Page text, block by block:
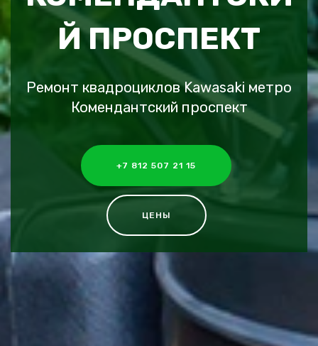
Й ПРОСПЕКТ
Ремонт квадроциклов Kawasaki метро
Комендантский проспект
+7 812 507 21 15
ЦЕНЫ